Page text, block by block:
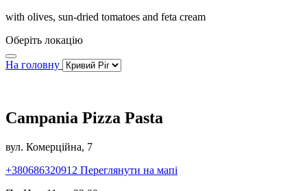
with olives, sun-dried tomatoes and feta cream
Оберіть локацію
На головну
Campania Pizza Pasta
вул. Комерційна, 7
+380686320912 Переглянути на мапі